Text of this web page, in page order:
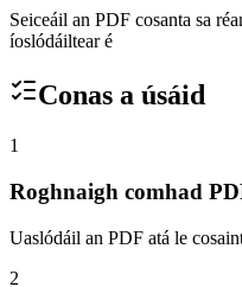
Seiceáil an PDF cosanta sa
íoslódáiltear é
Conas a úsáid
1
Roghnaigh comhad
Uaslódáil an PDF atá le
2